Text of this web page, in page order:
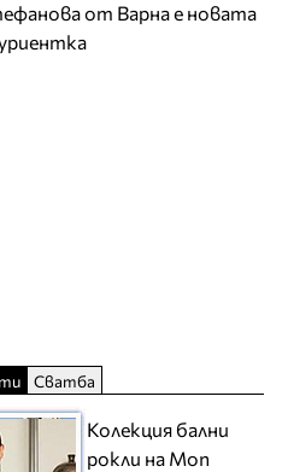
от Варна е новата
Сватба
Колекция бални
рокли на Mon